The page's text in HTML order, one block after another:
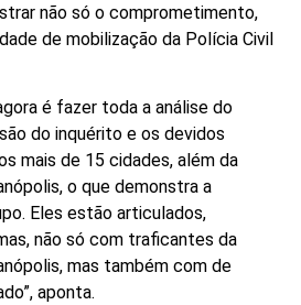
não só o comprometimento,
de mobilização da Polícia Civil
é fazer toda a análise do
do inquérito e os devidos
mais de 15 cidades, além da
o que demonstra a
Eles estão articulados,
não só com traficantes da
mas também com de
aponta.